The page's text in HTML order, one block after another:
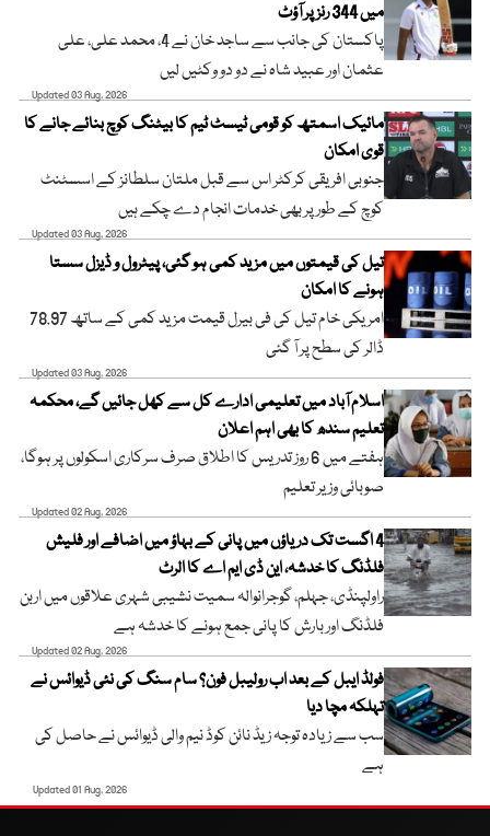
میں 344 رنز پر آؤٹ
پاکستان کی جانب سے ساجد خان نے 4، محمد علی، علی
عثمان اور عبید شاہ نے دو دو وکٹیں لیں
Updated 03 Aug, 2026
مائیک اسمتھ کو قومی ٹیسٹ ٹیم کا بیٹنگ کوچ بنائے جانے کا
قوی امکان
جنوبی افریقی کرکٹر اس سے قبل ملتان سلطانز کے اسسٹنٹ
کوچ کے طور پر بھی خدمات انجام دے چکے ہیں
Updated 03 Aug, 2026
تیل کی قیمتوں میں مزید کمی ہو گئی، پیٹرول و ڈیزل سستا
ہونے کا امکان
امریکی خام تیل کی فی بیرل قیمت مزید کمی کے ساتھ 78.97
ڈالر کی سطح پر آ گئی
Updated 03 Aug, 2026
اسلام آباد میں تعلیمی ادارے کل سے کھل جائیں گے، محکمہ
تعلیم سندھ کا بھی اہم اعلان
ہفتے میں 6 روز تدریس کا اطلاق صرف سرکاری اسکولوں پر ہوگا،
صوبائی وزیر تعلیم
Updated 02 Aug, 2026
4 اگست تک دریاؤں میں پانی کے بہاؤ میں اضافے اور فلیش
فلڈنگ کا خدشہ، این ڈی ایم اے کا الرٹ
راولپنڈی، جہلم، گوجرانوالہ سمیت نشیبی شہری علاقوں میں اربن
فلڈنگ اور بارش کا پانی جمع ہونے کا خدشہ ہے
Updated 02 Aug, 2026
فولڈ ایبل کے بعد اب رولیبل فون؟ سام سنگ کی نئی ڈیوائس نے
تہلکہ مچا دیا
سب سے زیادہ توجہ زیڈ نائن کوڈ نیم والی ڈیوائس نے حاصل کی
ہے
Updated 01 Aug, 2026